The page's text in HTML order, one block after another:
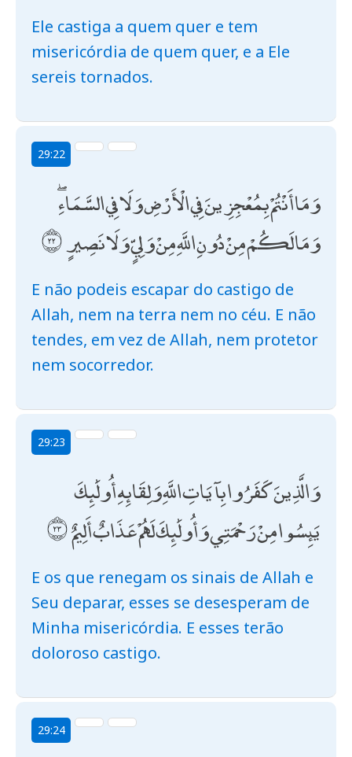
Ele castiga a quem quer e tem
misericórdia de quem quer, e a Ele
sereis tornados.
29:22
وَمَا أَنْتُمْ بِمُعْجِزِينَ فِي الْأَرْضِ وَلَا فِي السَّمَاءِ ۖ
وَمَا لَكُمْ مِنْ دُونِ اللَّهِ مِنْ وَلِيٍّ وَلَا نَصِيرٍ
E não podeis escapar do castigo de
Allah, nem na terra nem no céu. E não
tendes, em vez de Allah, nem protetor
nem socorredor.
29:23
وَالَّذِينَ كَفَرُوا بِآيَاتِ اللَّهِ وَلِقَائِهِ أُولَٰئِكَ
يَئِسُوا مِنْ رَحْمَتِي وَأُولَٰئِكَ لَهُمْ عَذَابٌ أَلِيمٌ
E os que renegam os sinais de Allah e
Seu deparar, esses se desesperam de
Minha misericórdia. E esses terão
doloroso castigo.
29:24